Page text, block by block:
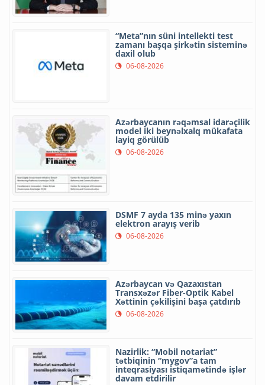
“Meta”nın süni intellekti test
zamanı başqa şirkətin sisteminə
daxil olub
06-08-2026
Azərbaycanın rəqəmsal idarəçilik
model iki beynəlxalq mükafata
layiq görülüb
06-08-2026
DSMF 7 ayda 135 minə yaxın
elektron arayış verib
06-08-2026
Azərbaycan və Qazaxıstan
Transxəzər Fiber-Optik Kabel
Xəttinin çəkilişini başa çatdırıb
06-08-2026
Nazirlik: “Mobil notariat”
tətbiqinin “mygov”a tam
inteqrasiyası istiqamətində işlər
davam etdirilir